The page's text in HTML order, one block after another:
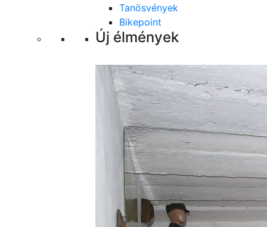
Tanösvények
Bikepoint
Új élmények